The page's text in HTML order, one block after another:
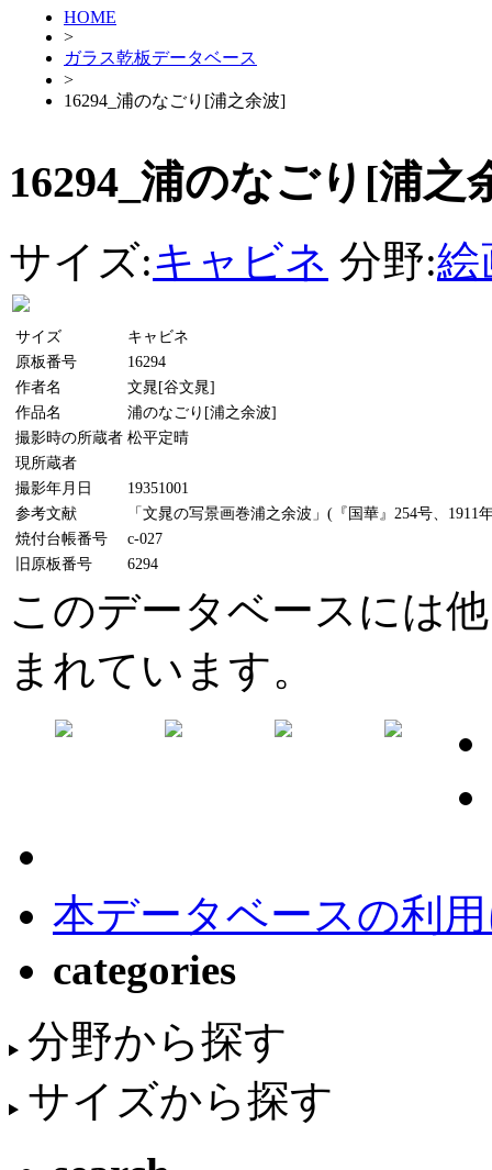
HOME
>
ガラス乾板データベース
>
16294_浦のなごり[浦之余波]
16294_浦のなごり[浦之
サイズ:キャビネ 分野:絵
サイズ
キャビネ
原板番号
16294
作者名
文晁[谷文晁]
作品名
浦のなごり[浦之余波]
撮影時の所蔵者 松平定晴
現所蔵者
撮影年月日
19351001
参考文献
「文晁の写景画巻浦之余波」(『国華』254号、
焼付台帳番号
c-027
旧原板番号
6294
このデータベースには
まれています。
本データベースの利
categories
分野から探す
サイズから探す